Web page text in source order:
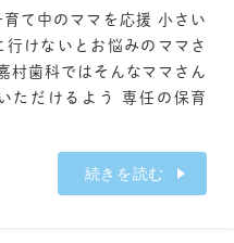
て中のママを応援 小さい
けないとお悩みのママさ
村歯科ではそんなママさん
ただけるよう 専任の保育
続きを読む